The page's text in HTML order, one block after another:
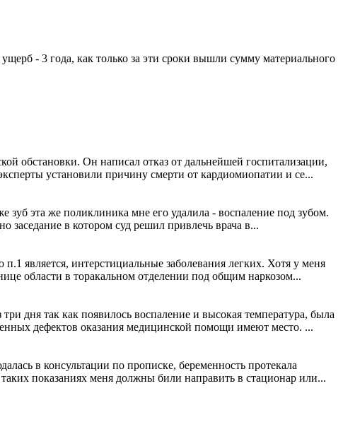
- 3 года, как только за эти сроки вышли сумму материального
обстановки. Он написал отказ от дальнейшей госпитализации,
установили причину смерти от кардиомиопатии и се...
зуб эта же поликлиника мне его удалила - воспаление под зубом.
заседание в котором суд решил привлечь врача в...
является, интерстициальные заболевания легких. Хотя у меня
области в торакальном отделении под общим наркозом...
дня так как появилось воспаление и высокая температура, была
дефектов оказания медицинской помощи имеют место. ...
в консультации по прописке, беременность протекала
показаниях меня должны били направить в стационар или...